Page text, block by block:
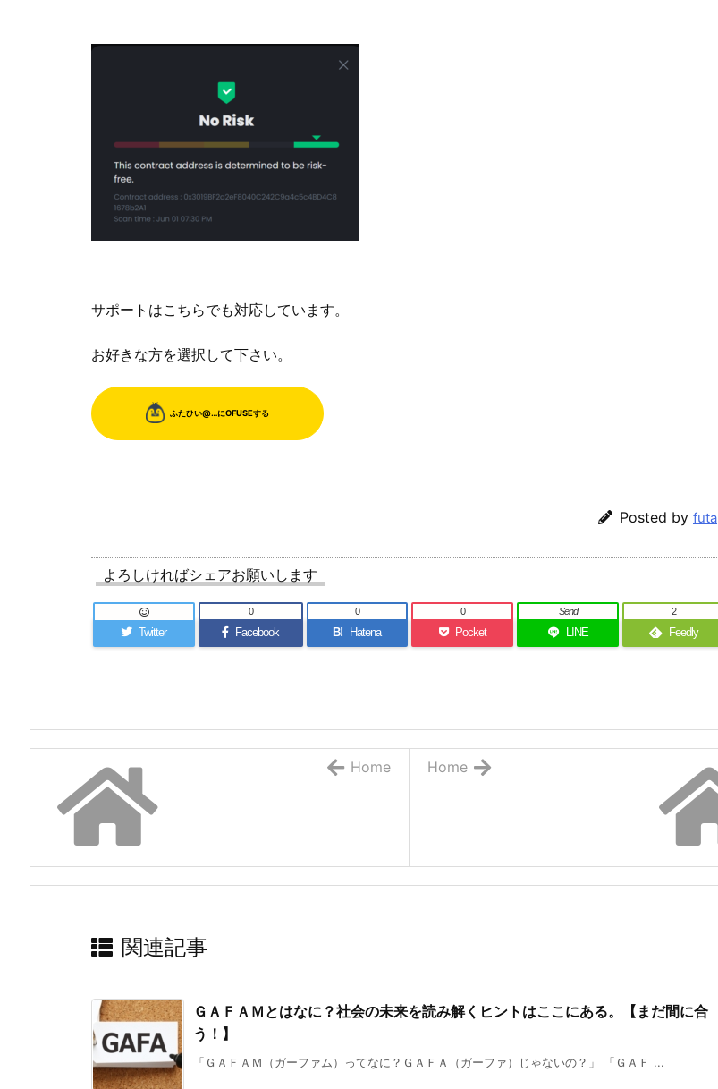
サポートはこちらでも対応しています。
お好きな方を選択して下さい。
Posted by futa
よろしければシェアお願いします
Twitter Facebook
0
B! Hatena
0
Pocket
0
LINE
Send
Feedly
2
Home
Home
関連記事
ＧＡＦＡＭとはなに？社会の未来を読み解くヒントはここにある。【まだ間に合
う！】
「ＧＡＦＡＭ（ガーファム）ってなに？ＧＡＦＡ（ガーファ）じゃないの？」 「ＧＡＦ ...